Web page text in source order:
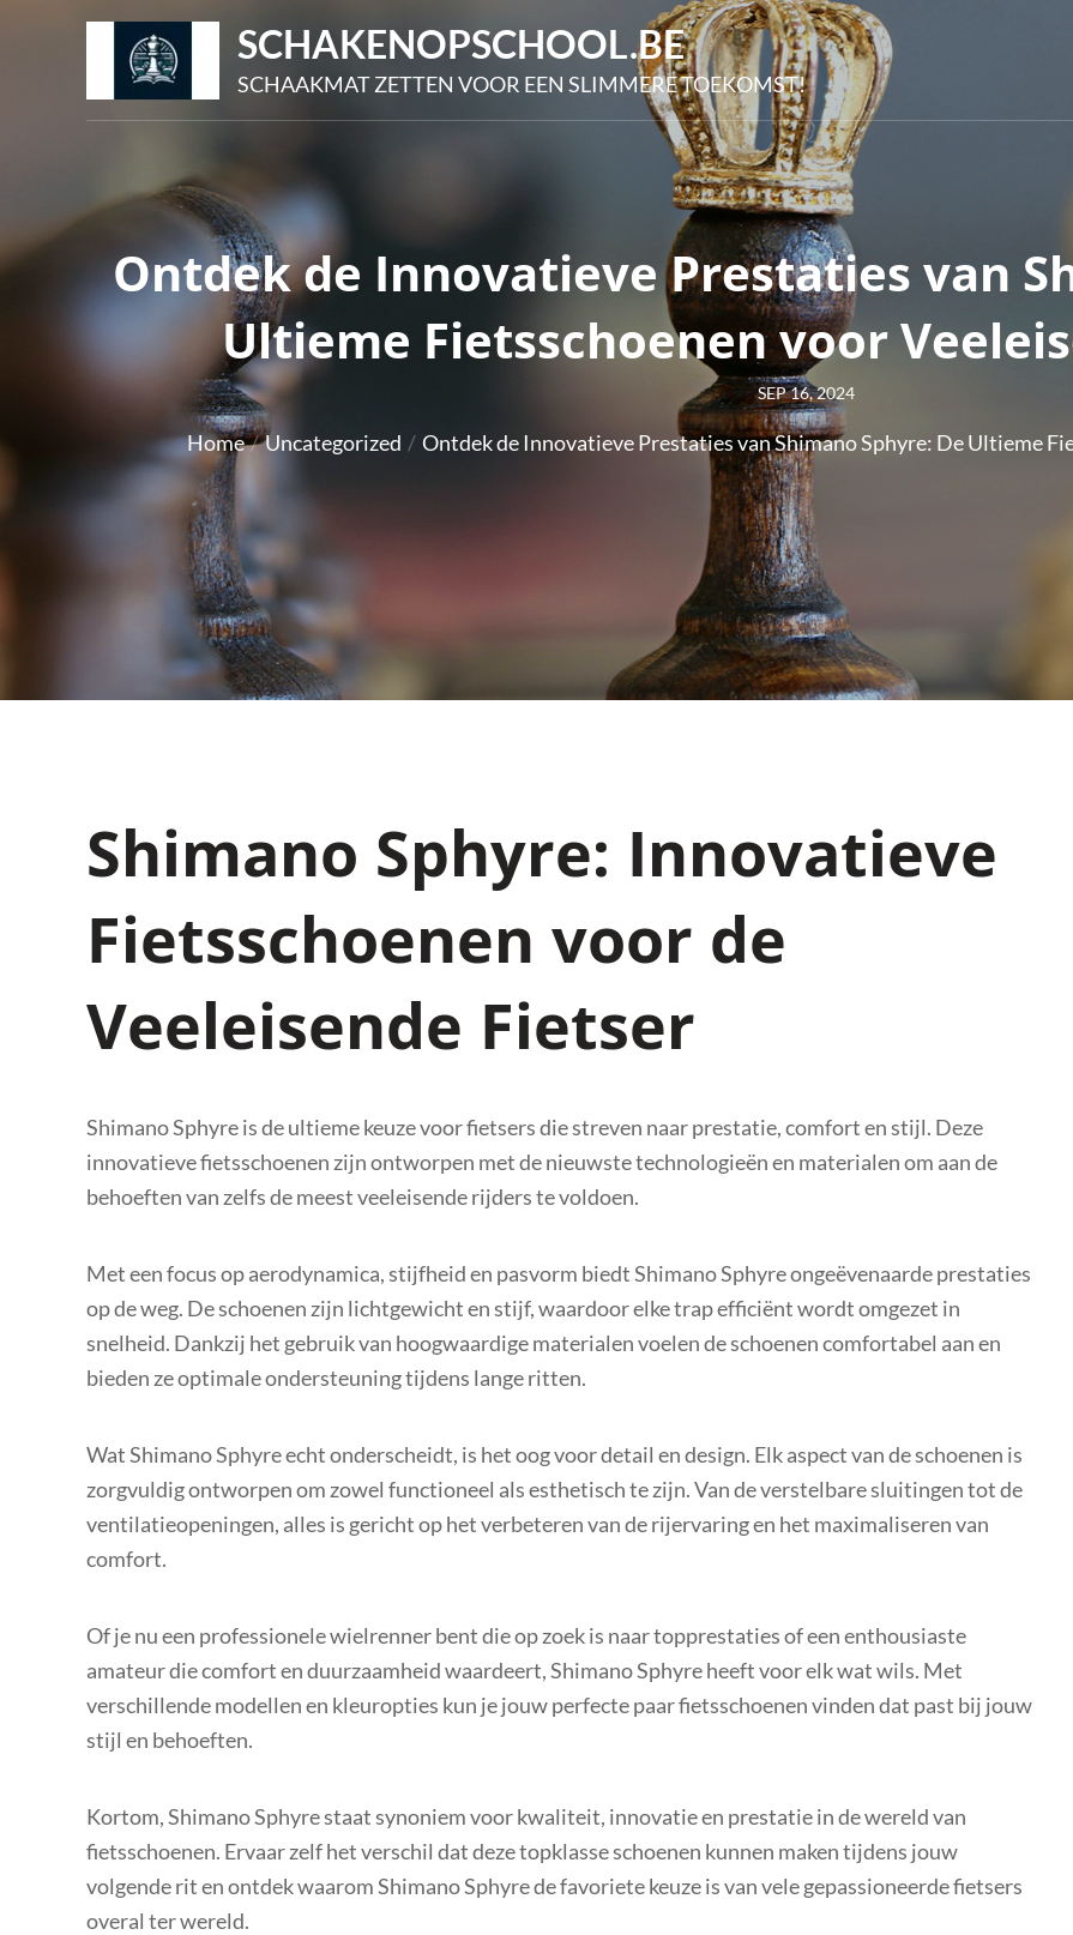
SCHAKENOPSCHOOL.BE
SCHAAKMAT ZETTEN VOOR EEN SLIMMERE TOEKOMST!
Ontdek de Innovatieve Prestaties van
Ultieme Fietsschoenen voor
Posted
on
SEP 16, 2024
Home Uncategorized Ontdek de Innovatieve Prestaties van Shimano Sphyre: De Ultieme
Shimano Sphyre: Innovatieve
Fietsschoenen voor de
Veeleisende Fietser
Shimano Sphyre is de ultieme keuze voor fietsers die streven naar prestatie, comfort en stijl. Deze
innovatieve fietsschoenen zijn ontworpen met de nieuwste technologieën en materialen om aan de
behoeften van zelfs de meest veeleisende rijders te voldoen.
Met een focus op aerodynamica, stijfheid en pasvorm biedt Shimano Sphyre ongeëvenaarde prestaties
op de weg. De schoenen zijn lichtgewicht en stijf, waardoor elke trap efficiënt wordt omgezet in
snelheid. Dankzij het gebruik van hoogwaardige materialen voelen de schoenen comfortabel aan en
bieden ze optimale ondersteuning tijdens lange ritten.
Wat Shimano Sphyre echt onderscheidt, is het oog voor detail en design. Elk aspect van de schoenen is
zorgvuldig ontworpen om zowel functioneel als esthetisch te zijn. Van de verstelbare sluitingen tot de
ventilatieopeningen, alles is gericht op het verbeteren van de rijervaring en het maximaliseren van
comfort.
Of je nu een professionele wielrenner bent die op zoek is naar topprestaties of een enthousiaste
amateur die comfort en duurzaamheid waardeert, Shimano Sphyre heeft voor elk wat wils. Met
verschillende modellen en kleuropties kun je jouw perfecte paar fietsschoenen vinden dat past bij jouw
stijl en behoeften.
Kortom, Shimano Sphyre staat synoniem voor kwaliteit, innovatie en prestatie in de wereld van
fietsschoenen. Ervaar zelf het verschil dat deze topklasse schoenen kunnen maken tijdens jouw
volgende rit en ontdek waarom Shimano Sphyre de favoriete keuze is van vele gepassioneerde fietsers
overal ter wereld.